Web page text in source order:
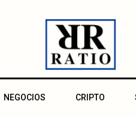
NEGOCIOS CRIPTO